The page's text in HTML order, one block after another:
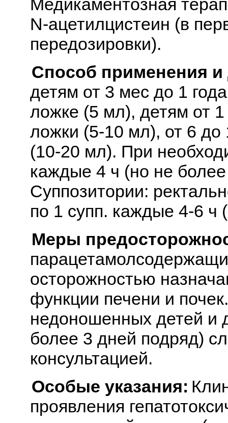
Медикаментозная
N-ацетилцистеин (в
передозировки).
Способ применения
детям от 3 мес до 1
ложке (5 мл), детям от
ложки (5-10 мл), от 6
(10-20 мл). При
каждые 4 ч (но не более
Суппозитории:
по 1 супп. каждые 4-6 ч
Меры
осторожностью
функции печени и
недоношенных детей и
более 3 дней подряд)
консультацией.
Особые указания:
проявления